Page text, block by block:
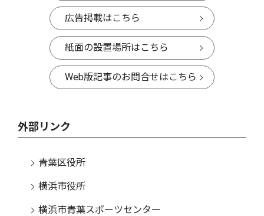
広告掲載はこちら
紙面の設置場所はこちら
Web版記事のお問合せはこちら
外部リンク
青葉区役所
横浜市役所
横浜市青葉スポーツセンター